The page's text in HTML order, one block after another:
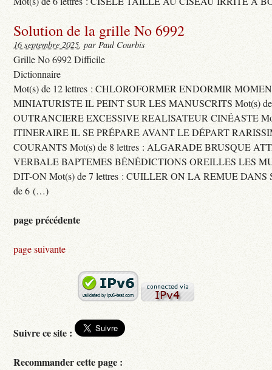
Solution de la grille No 6992
16 septembre 2025, par Paul Courbis
Grille No 6992 Difficile
Dictionnaire
Mot(s) de 12 lettres : CHLOROFORMER ENDORMIR
MINIATURISTE IL PEINT SUR LES MANUSCRITS Mot(s) de
OUTRANCIERE EXCESSIVE REALISATEUR CINÉASTE
ITINERAIRE IL SE PRÉPARE AVANT LE DÉPART
COURANTS Mot(s) de 8 lettres : ALGARADE BRUSQUE
VERBALE BAPTEMES BÉNÉDICTIONS OREILLES LES
DIT-ON Mot(s) de 7 lettres : CUILLER ON LA REMUE DANS
de 6 (…)
page précédente
page suivante
Suivre ce site :
Recommander cette page :